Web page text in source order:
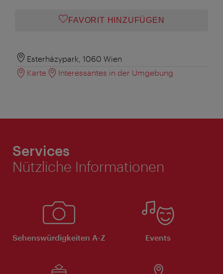
FAVORIT HINZUFÜGEN
Esterházypark, 1060 Wien
Karte
Interessantes in der Umgebung
Services
Nützliche Informationen
Sehenswürdigkeiten A-Z Events